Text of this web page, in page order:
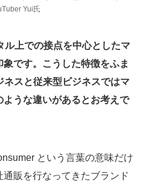
Yui氏
ル上での接点を中心としたマ
です。こうした特徴をふま
スと従来型ビジネスではマ
うな違いがあるとお考えで
という言葉の意味だけ
販を行なってきたブランド